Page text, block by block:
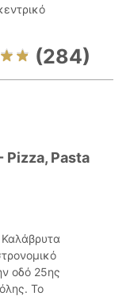
(284)
Pizza, Pasta
οδό 25ης
Το